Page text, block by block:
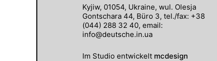
Kyjiw, 01054, Ukraine, wul. Olesja
Gontschara 44, Büro 3, tel./fax: +38
(044) 288 32 40, email:
info@deutsche.in.ua
Im Studio entwickelt mcdesign